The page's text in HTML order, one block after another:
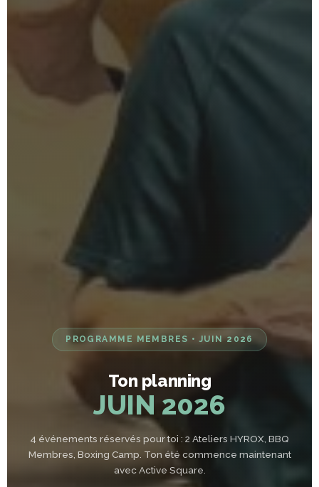
PROGRAMME MEMBRES • JUIN 2026
Ton planning
JUIN 2026
4 événements réservés pour toi : 2 Ateliers HYROX, BBQ
Membres, Boxing Camp. Ton été commence maintenant
avec Active Square.